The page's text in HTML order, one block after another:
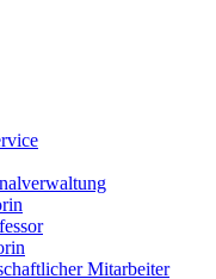
Mitarbeiter